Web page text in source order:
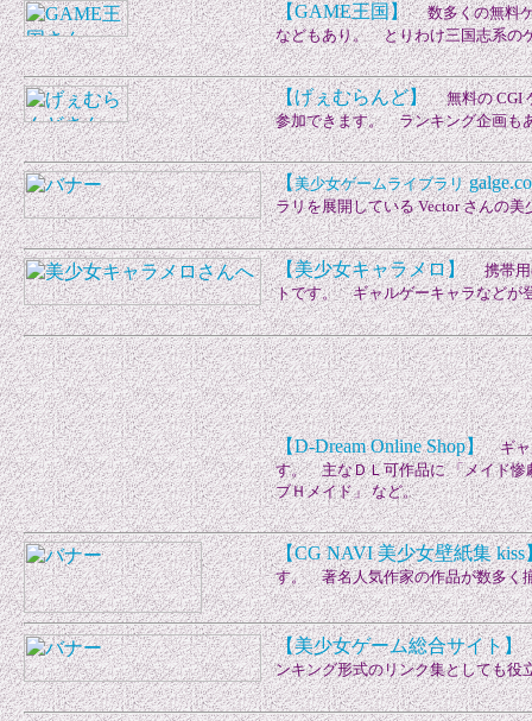
【GAME王国】数多くの無料ゲ
などもあり。 とりわけ三国志系の
【げぇむらんど】無料の CGI
参加できます。 ランキング企画も
【美少女ゲームライブラリ
ラリを展開している Vector さんの
【美少女キャラメロ】携帯用
トです。 ギャルゲーキャラなどが
【D-Dream Online Shop】ギャ
す。 主なＤＬ可作品に 「メイド惨
ブＨメイド」 など。
【CG NAVI 美少女壁紙集 kiss
す。 著名人気作家の作品が数多く
【美少女ゲーム総合サイト】
ンキング形式のリンク集としても役